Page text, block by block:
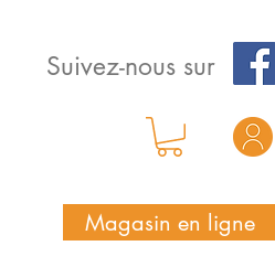
Suivez-nous sur
Magasin en ligne